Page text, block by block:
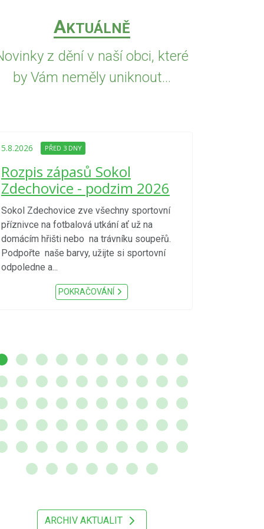
AKTUÁLNĚ
z dění v naší obci, které
by Vám neměly uniknout...
5.8.2026 PŘED 3 DNY
Rozpis zápasů Sokol
Zdechovice - podzim 2026
Sokol Zdechovice zve všechny sportovní
příznivce na fotbalová utkání ať už na
domácím hřišti nebo na trávníku soupeřů.
Podpořte naše barvy, užijte si sportovní
odpoledne a...
POKRAČOVÁNÍ
ARCHIV AKTUALIT